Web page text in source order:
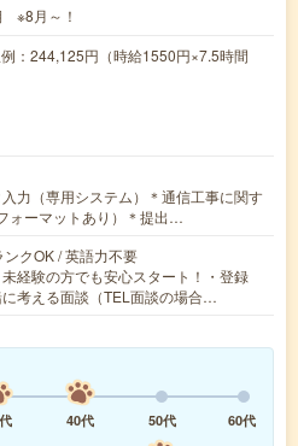
※8月～！
：244,125円（時給1550円×7.5時間
力（専用システム）＊通信工事に関す
ォーマットあり）＊提出…
クOK / 英語力不要
経験の方でも安心スタート！・登録
考える面談（TEL面談の場合…
40代 50代
60代